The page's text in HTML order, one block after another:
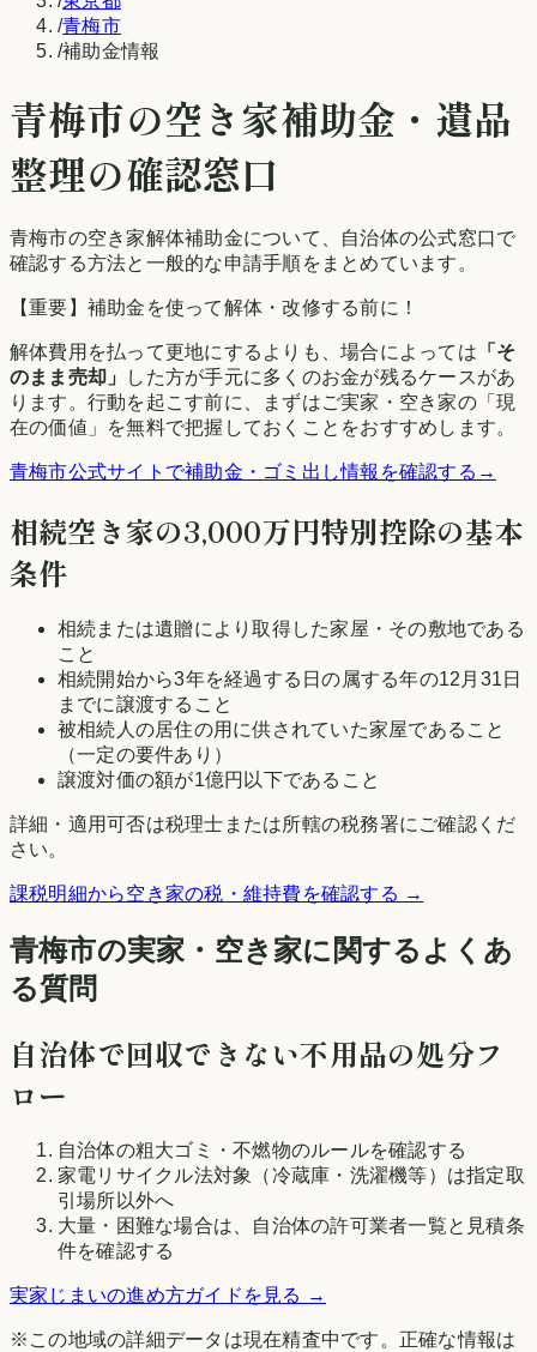
/青梅市
/補助金情報
青梅市の空き家補助金・遺品
整理の確認窓口
青梅市の空き家解体補助金について、自治体の公式窓口で
確認する方法と一般的な申請手順をまとめています。
【重要】補助金を使って解体・改修する前に！
解体費用を払って更地にするよりも、場合によっては 「そ
のまま売却」
した方が手元に多くのお金が残るケースがあ
ります。行動を起こす前に、まずはご実家・空き家の「現
在の価値」を無料で把握しておくことをおすすめします。
青梅市公式サイトで補助金・ゴミ出し情報を確認する →
相続空き家の3,000万円特別控除の基本
条件
相続または遺贈により取得した家屋・その敷地である
こと
相続開始から3年を経過する日の属する年の12月31日
までに譲渡すること
被相続人の居住の用に供されていた家屋であること
（一定の要件あり）
譲渡対価の額が1億円以下であること
詳細・適用可否は税理士または所轄の税務署にご確認くだ
さい。
課税明細から空き家の税・維持費を確認する →
青梅市の実家・空き家に関するよくあ
る質問
自治体で回収できない不用品の処分フ
ロー
自治体の粗大ゴミ・不燃物のルールを確認する
家電リサイクル法対象（冷蔵庫・洗濯機等）は指定取
引場所以外へ
大量・困難な場合は、自治体の許可業者一覧と見積条
件を確認する
実家じまいの進め方ガイドを見る →
※この地域の詳細データは現在精査中です。正確な情報は